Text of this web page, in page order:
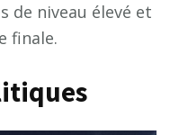
de niveau élevé et
finale.